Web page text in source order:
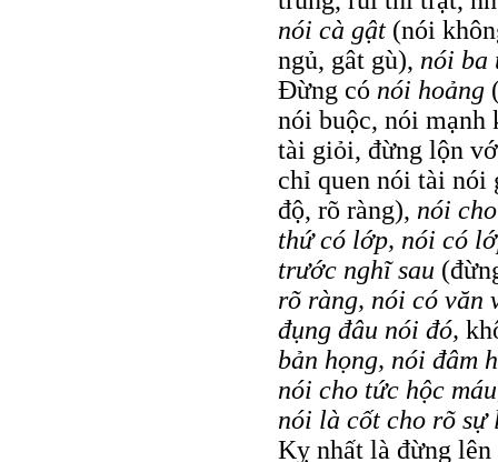
nói cà gật (nói
ngủ, gât gù), nói ba
Đừng có nói hoảng
nói buộc, nói mạnh
tài giỏi, đừng lộn
chỉ quen nói tài
độ, rõ ràng), nói
thứ có lớp, nói có
trước nghĩ sau
rõ ràng, nói có văn
đụng đâu nói đó,
bản họng, nói đâm
nói cho tức hộc
nói là cốt cho rõ
Kỵ nhất là đừng